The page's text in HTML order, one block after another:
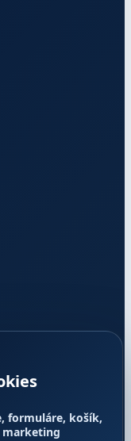
formuláre, košík,
marketing